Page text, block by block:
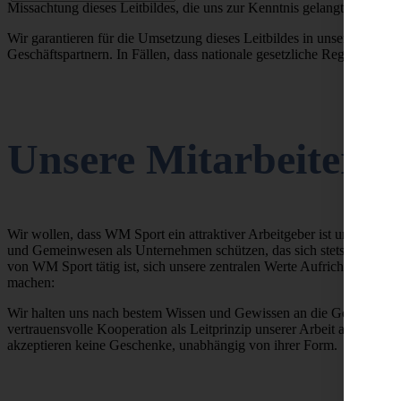
Missachtung dieses Leitbildes, die uns zur Kenntnis gelangt, werden
Wir garantieren für die Umsetzung dieses Leitbildes in unserem
Geschäftspartnern. In Fällen, dass nationale gesetzliche Regelungen
Unsere Mitarbeiter
Wir wollen, dass WM Sport ein attraktiver Arbeitgeber ist und
und Gemeinwesen als Unternehmen schützen, das sich stets darum
von WM Sport tätig ist, sich unsere zentralen Werte Aufrichtigkeit,
machen:
Wir halten uns nach bestem Wissen und Gewissen an die Gesetze
vertrauensvolle Kooperation als Leitprinzip unserer Arbeit an, wir
akzeptieren keine Geschenke, unabhängig von ihrer Form.